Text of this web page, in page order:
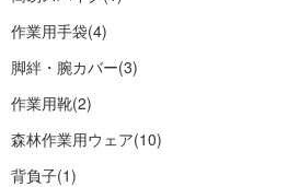
作業用手袋(4)
脚絆・腕カバー(3)
作業用靴(2)
森林作業用ウェア(10)
背負子(1)